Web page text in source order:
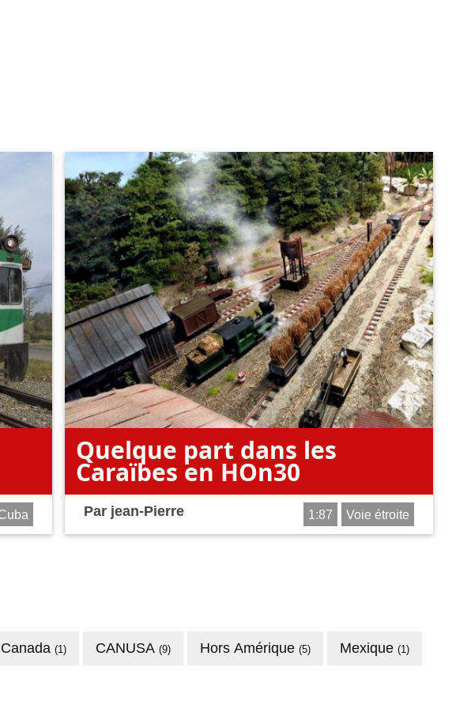
Quelque part dans les
Caraïbes en HOn30
Par jean-Pierre 1:87 Voie étroite
Canada (1) CANUSA (9) Hors Amérique (5) Mexique (1)